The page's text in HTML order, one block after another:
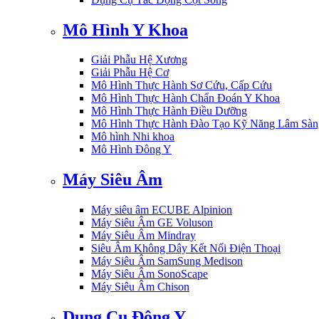
Mô Hình Y Khoa
Giải Phẫu Hệ Xương
Giải Phẫu Hệ Cơ
Mô Hình Thực Hành Sơ Cứu, Cấp Cứu
Mô Hình Thực Hành Chẩn Đoán Y Khoa
Mô Hình Thực Hành Điều Dưỡng
Mô Hình Thực Hành Đào Tạo Kỹ Năng Lâm
Mô hình Nhi khoa
Mô Hình Đông Y
Máy Siêu Âm
Máy siêu âm ECUBE Alpinion
Máy Siêu Âm GE Voluson
Máy Siêu Âm Mindray
Siêu Âm Không Dây Kết Nối Điện Thoại
Máy Siêu Âm SamSung Medison
Máy Siêu Âm SonoScape
Máy Siêu Âm Chison